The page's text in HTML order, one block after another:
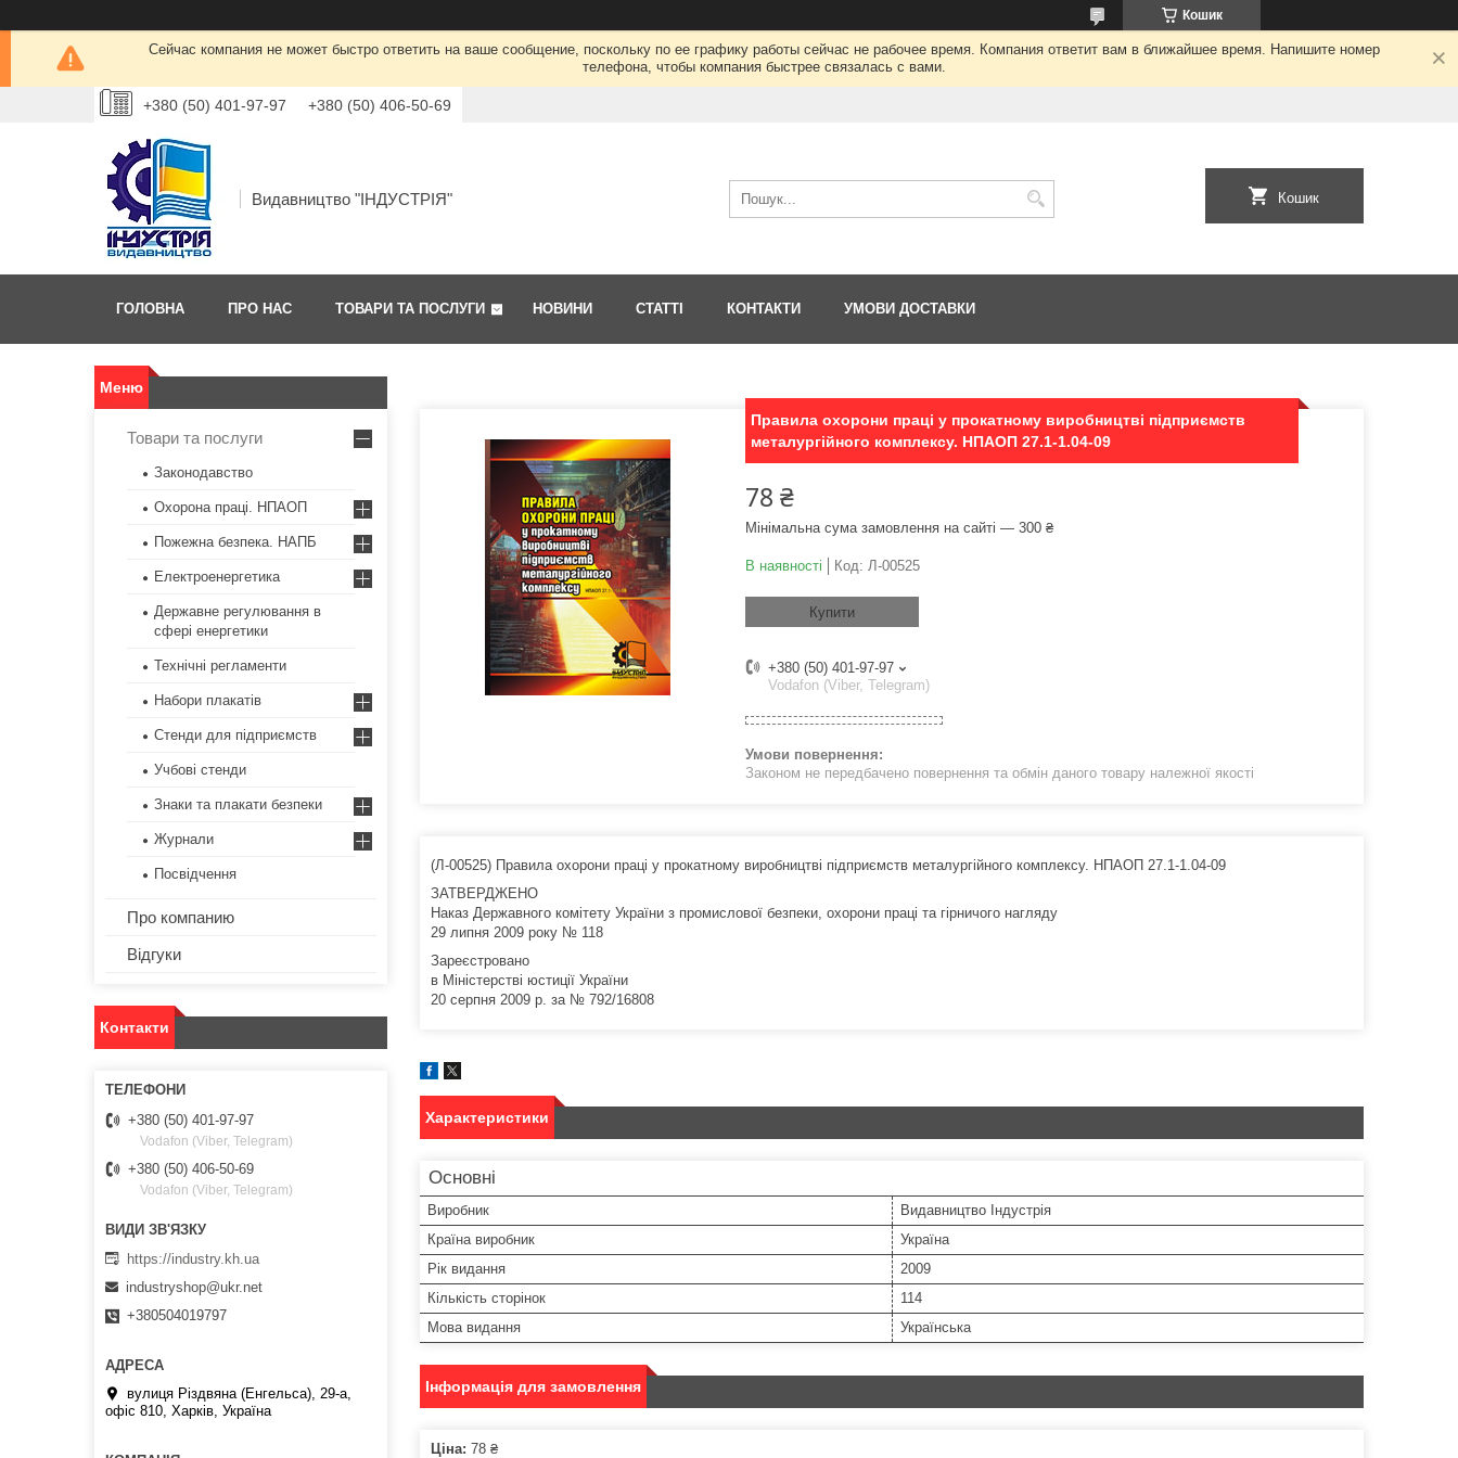
Кошик
Сейчас компания не может быстро ответить на ваше сообщение, поскольку по ее графику работы сейчас не рабочее время. Компания ответит вам в ближайшее время. Напишите номер
телефона, чтобы компания быстрее связалась с вами.
+380 (50) 401-97-97 +380 (50) 406-50-69
Видавництво "ІНДУСТРІЯ" Кошик
ГОЛОВНА ПРО НАС ТОВАРИ ТА ПОСЛУГИ НОВИНИ СТАТТІ КОНТАКТИ УМОВИ ДОСТАВКИ
Правила охорони праці у прокатному виробництві підприємств
металургійного комплексу. НПАОП 27.1-1.04-09
78 ₴
Мінімальна сума замовлення на сайті — 300 ₴
В наявності Код: Л-00525
Купити
+380 (50) 401-97-97
Vodafon (Viber, Telegram)
Законом не передбачено повернення та обмін даного товару належної якості
(Л-00525) Правила охорони праці у прокатному виробництві підприємств металургійного комплексу. НПАОП 27.1-1.04-09
ЗАТВЕРДЖЕНО
Наказ Державного комітету України з промислової безпеки, охорони праці та гірничого нагляду
29 липня 2009 року № 118
Зареєстровано
в Міністерстві юстиції України
20 серпня 2009 р. за № 792/16808
Характеристики
Основні
Виробник
Видавництво Індустрія
Країна виробник
Україна
Рік видання
2009
Кількість сторінок
114
Мова видання
Українська
Інформація для замовлення
Ціна: 78 ₴
Товари та послуги
Законодавство
Охорона праці. НПАОП
Пожежна безпека. НАПБ
Електроенергетика
Державне регулювання в
сфері енергетики
Технічні регламенти
Набори плакатів
Стенди для підприємств
Учбові стенди
Знаки та плакати безпеки
Журнали
Посвідчення
Про компанию
Відгуки
Контакти
+380 (50) 401-97-97
Vodafon (Viber, Telegram)
+380 (50) 406-50-69
Vodafon (Viber, Telegram)
https://industry.kh.ua
industryshop@ukr.net
+380504019797
вулиця Різдвяна (Енгельса), 29-а,
офіс 810, Харків, Україна